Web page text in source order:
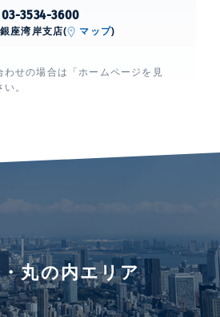
03-3534-3600
銀座湾岸支店( マップ)
せの場合は「ホームページを見
。
丸の内エリア